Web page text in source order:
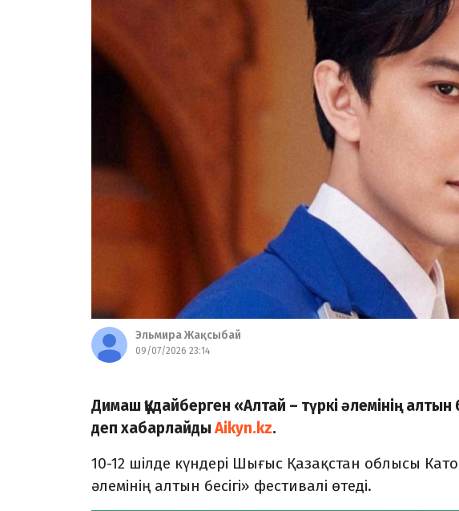
Эльмира Жақсыбай
09/07/2026 23:14
Димаш Құдайберген «Алтай – түркі әлемінің алтын
деп хабарлайдыAikyn.kz.
10-12 шілде күндері Шығыс Қазақстан облысы
әлемінің алтын бесігі» фестивалі өтеді.